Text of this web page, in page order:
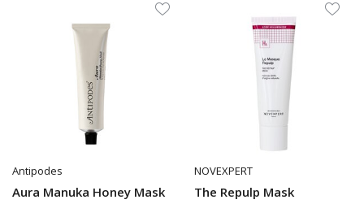
Antipodes
Aura Manuka Honey Mask
NOVEXPERT
The Repulp Mask